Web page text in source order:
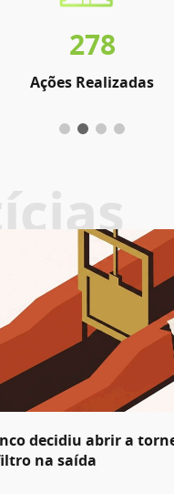
278
Ações Realizadas
decidiu abrir a
na saída